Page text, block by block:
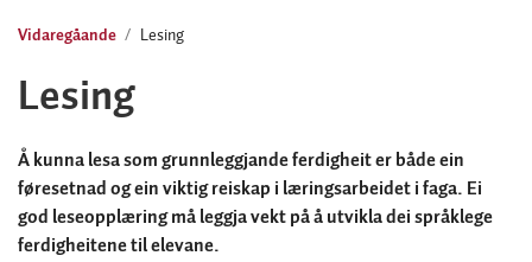
Vidaregåande Lesing
Lesing
Å kunna lesa som grunnleggjande ferdigheit er både ein
føresetnad og ein viktig reiskap i læringsarbeidet i faga. Ei
god leseopplæring må leggja vekt på å utvikla dei språklege
ferdigheitene til elevane.